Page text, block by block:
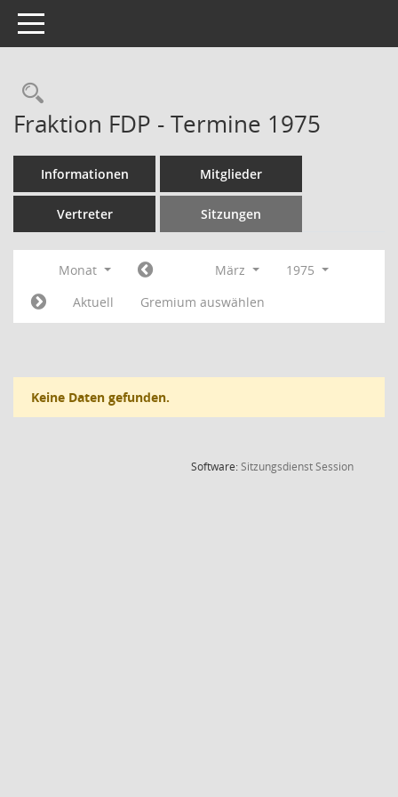
Toggle navigation
Rechercheauswahl
Fraktion FDP - Termine 1975
Informationen Mitglieder
Vertreter Sitzungen
Monat März
1975
Aktuell
Gremium auswählen
Keine Daten gefunden.
Software:SitzungsdienstSession(Wird in